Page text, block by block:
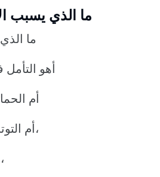
ما الذي يسبب
ما
أهو
أم
أم التوتر حيال عمل لم تنجزه،
أم اختبار على الأبواب،